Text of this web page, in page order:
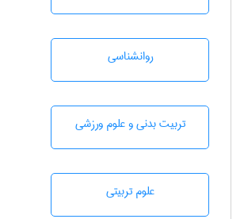
روانشناسی
تربيت بدنی و علوم ورزشی
علوم تربيتی